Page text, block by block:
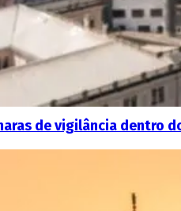
de vigilância dentro